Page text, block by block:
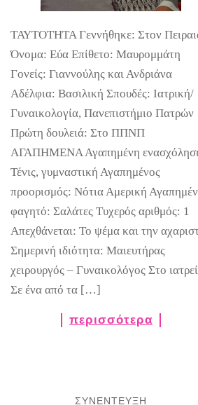
ΤΑΥΤΟΤΗΤΑ Γεννήθηκε: Στον
Όνομα: Εύα Επίθετο: Μαυρομμάτη
Γονείς: Γιαννούλης και Ανδριάνα
Αδέλφια: Βασιλική Σπουδές: Ιατρική/
Γυναικολογία, Πανεπιστήμιο Πατρών
Πρώτη δουλειά: Στο ΠΠΝΠ
ΑΓΑΠΗΜΕΝΑ Αγαπημένη
Τένις, γυμναστική Αγαπημένος
προορισμός: Νότια Αμερική
φαγητό: Σαλάτες Τυχερός αριθμός: 1
Απεχθάνεται: Το ψέμα και την
Σημερινή ιδιότητα: Μαιευτήρας
χειρουργός – Γυναικολόγος Στο
Σε ένα από τα […]
περισσότερα
ΣΥΝΕΝΤΕΥΞΗ